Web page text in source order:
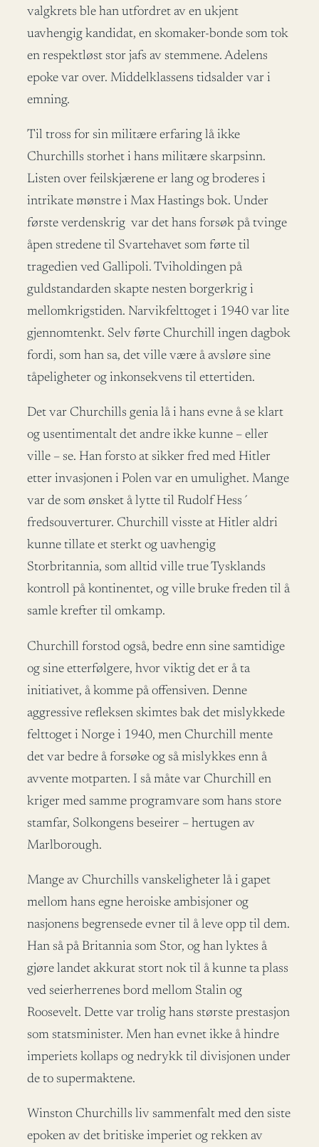
valgkrets ble han utfordret av en ukjent
uavhengig kandidat, en skomaker-bonde som tok
en respektløst stor jafs av stemmene. Adelens
epoke var over. Middelklassens tidsalder var i
emning.
Til tross for sin militære erfaring lå ikke
Churchills storhet i hans militære skarpsinn.
Listen over feilskjærene er lang og broderes i
intrikate mønstre i Max Hastings bok. Under
første verdenskrig var det hans forsøk på tvinge
åpen stredene til Svartehavet som førte til
tragedien ved Gallipoli. Tviholdingen på
guldstandarden skapte nesten borgerkrig i
mellomkrigstiden. Narvikfelttoget i 1940 var lite
gjennomtenkt. Selv førte Churchill ingen dagbok
fordi, som han sa, det ville være å avsløre sine
tåpeligheter og inkonsekvens til ettertiden.
Det var Churchills genia lå i hans evne å se klart
og usentimentalt det andre ikke kunne – eller
ville – se. Han forsto at sikker fred med Hitler
etter invasjonen i Polen var en umulighet. Mange
var de som ønsket å lytte til Rudolf Hess´
fredsouverturer. Churchill visste at Hitler aldri
kunne tillate et sterkt og uavhengig
Storbritannia, som alltid ville true Tysklands
kontroll på kontinentet, og ville bruke freden til å
samle krefter til omkamp.
Churchill forstod også, bedre enn sine samtidige
og sine etterfølgere, hvor viktig det er å ta
initiativet, å komme på offensiven. Denne
aggressive refleksen skimtes bak det mislykkede
felttoget i Norge i 1940, men Churchill mente
det var bedre å forsøke og så mislykkes enn å
avvente motparten. I så måte var Churchill en
kriger med samme programvare som hans store
stamfar, Solkongens beseirer – hertugen av
Marlborough.
Mange av Churchills vanskeligheter lå i gapet
mellom hans egne heroiske ambisjoner og
nasjonens begrensede evner til å leve opp til dem.
Han så på Britannia som Stor, og han lyktes å
gjøre landet akkurat stort nok til å kunne ta plass
ved seierherrenes bord mellom Stalin og
Roosevelt. Dette var trolig hans største prestasjon
som statsminister. Men han evnet ikke å hindre
imperiets kollaps og nedrykk til divisjonen under
de to supermaktene.
Winston Churchills liv sammenfalt med den siste
epoken av det britiske imperiet og rekken av